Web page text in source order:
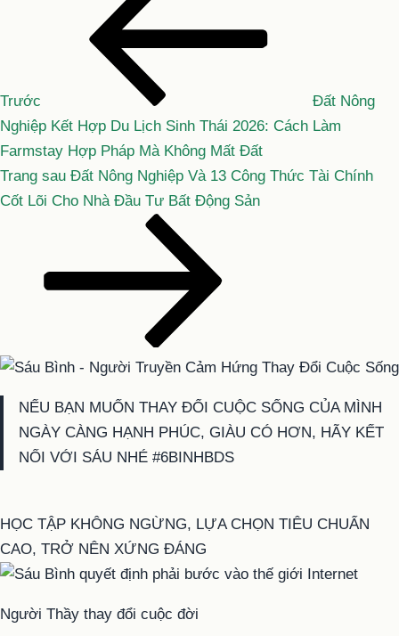
viết
Trước
Đất Nông
Nghiệp Kết Hợp Du Lịch Sinh Thái 2026: Cách Làm
Farmstay Hợp Pháp Mà Không Mất Đất
Bài
tiếp
Trang sau Đất Nông Nghiệp Và 13 Công Thức Tài Chính
Cốt Lõi Cho Nhà Đầu Tư Bất Động Sản
NẾU BẠN MUỐN THAY ĐỔI CUỘC SỐNG CỦA MÌNH
NGÀY CÀNG HẠNH PHÚC, GIÀU CÓ HƠN, HÃY KẾT
NỐI VỚI SÁU NHÉ #6BINHBDS
HỌC TẬP KHÔNG NGỪNG, LỰA CHỌN TIÊU CHUẨN
CAO, TRỞ NÊN XỨNG ĐÁNG
Người Thầy thay đổi cuộc đời